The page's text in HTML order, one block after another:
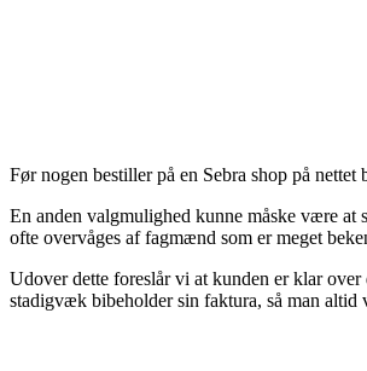
Før nogen bestiller på en Sebra shop på
En anden valgmulighed kunne måske være
ofte overvåges af fagmænd som er meget
Udover dette foreslår vi at kunden er klar
stadigvæk bibeholder sin faktura, så man